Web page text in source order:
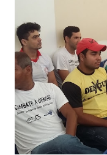
registro por tráfico
foram à casa dele e
A arma, segundo a
dois carregadores
buscas na casa do
poções grandes de
mais de 100